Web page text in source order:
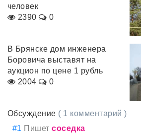
человек
2390
0
В Брянске дом инженера
Боровича выставят на
аукцион по цене 1 рубль
2004
0
Обсуждение ( 1 комментарий )
#1 Пишетсоседка